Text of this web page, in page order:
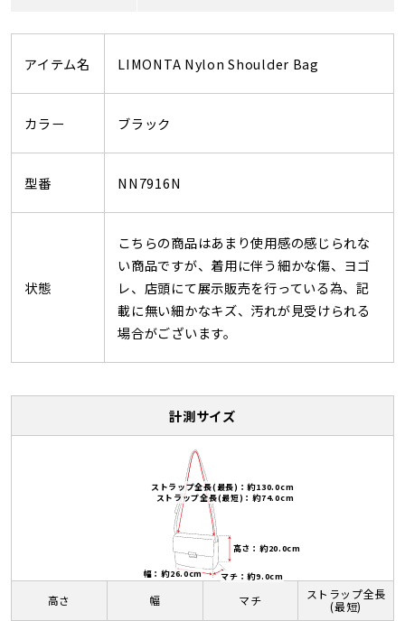
アイテム名 LIMONTA Nylon Shoulder Bag
カラー ブラック
型番 NN7916N
状態
こちらの商品はあまり使用感の感じられな
い商品ですが、着用に伴う細かな傷、ヨゴ
レ、店頭にて展示販売を行っている為、記
載に無い細かなキズ、汚れが見受けられる
場合がございます。
計測サイズ
高さ：約20.0cm
幅：約26.0cm マチ：約9.0cm
ストラップ全長(最短)：約74.0cm
ストラップ全長(最長)：約130.0cm
高さ 幅 マチ
ストラップ全長
(最短)